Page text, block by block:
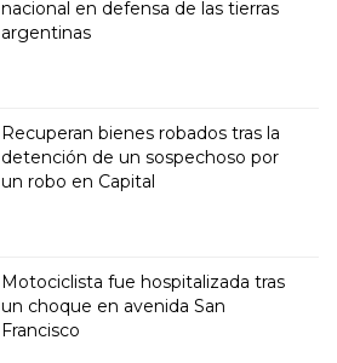
nacional en defensa de las tierras
argentinas
Recuperan bienes robados tras la
detención de un sospechoso por
un robo en Capital
Motociclista fue hospitalizada tras
un choque en avenida San
Francisco